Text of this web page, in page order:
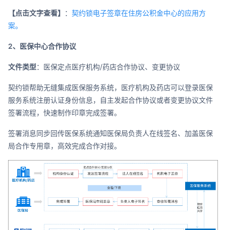
【点击文字查看】 ： 契约锁电子签章在住房公积金中心的应用方
案。
2、医保中心合作协议
文件类型：医保定点医疗机构/药店合作协议、变更协议
契约锁帮助无缝集成医保服务系统，医疗机构及药店可以登录医保
服务系统注册认证身份信息，自主发起合作协议或者变更协议文件
签署流程，快速制作印章完成签署。
签署消息同步回传医保系统通知医保局负责人在线签名、加盖医保
局合作专用章，高效完成合作对接。